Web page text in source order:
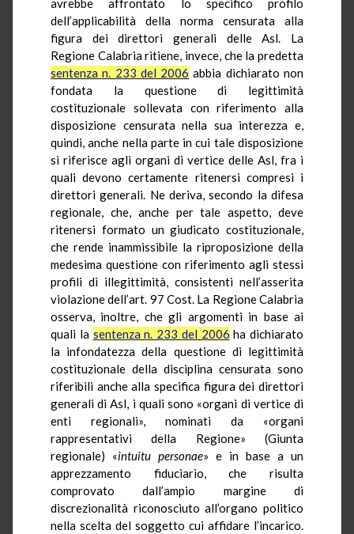
avrebbe affrontato lo specifico profilo
dell’applicabilità della norma censurata alla
figura dei direttori generali delle Asl. La
Regione Calabria ritiene, invece, che la predetta
sentenza n. 233 del 2006 abbia dichiarato non
fondata la questione di legittimità
costituzionale sollevata con riferimento alla
disposizione censurata nella sua interezza e,
quindi, anche nella parte in cui tale disposizione
si riferisce agli organi di vertice delle Asl, fra i
quali devono certamente ritenersi compresi i
direttori generali. Ne deriva, secondo la difesa
regionale, che, anche per tale aspetto, deve
ritenersi formato un giudicato costituzionale,
che rende inammissibile la riproposizione della
medesima questione con riferimento agli stessi
profili di illegittimità, consistenti nell’asserita
violazione dell’art. 97 Cost. La Regione Calabria
osserva, inoltre, che gli argomenti in base ai
quali la sentenza n. 233 del 2006 ha dichiarato
la infondatezza della questione di legittimità
costituzionale della disciplina censurata sono
riferibili anche alla specifica figura dei direttori
generali di Asl, i quali sono «organi di vertice di
enti regionali», nominati da «organi
rappresentativi della Regione» (Giunta
regionale) «intuitu personae» e in base a un
apprezzamento fiduciario, che risulta
comprovato dall’ampio margine di
discrezionalità riconosciuto all’organo politico
nella scelta del soggetto cui affidare l’incarico.